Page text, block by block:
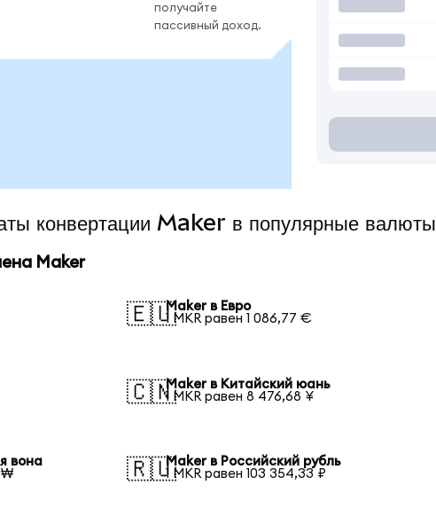
получайте
пассивный доход.
конвертации Maker в популярные валюты
Maker
🇪🇺Maker в Евро
1 MKR равен 1 086,77 €
🇨🇳Maker в Китайский юань
1 MKR равен 8 476,68 ¥
вона
₩
🇷🇺Maker в Российский рубль
1 MKR равен 103 354,33 ₽